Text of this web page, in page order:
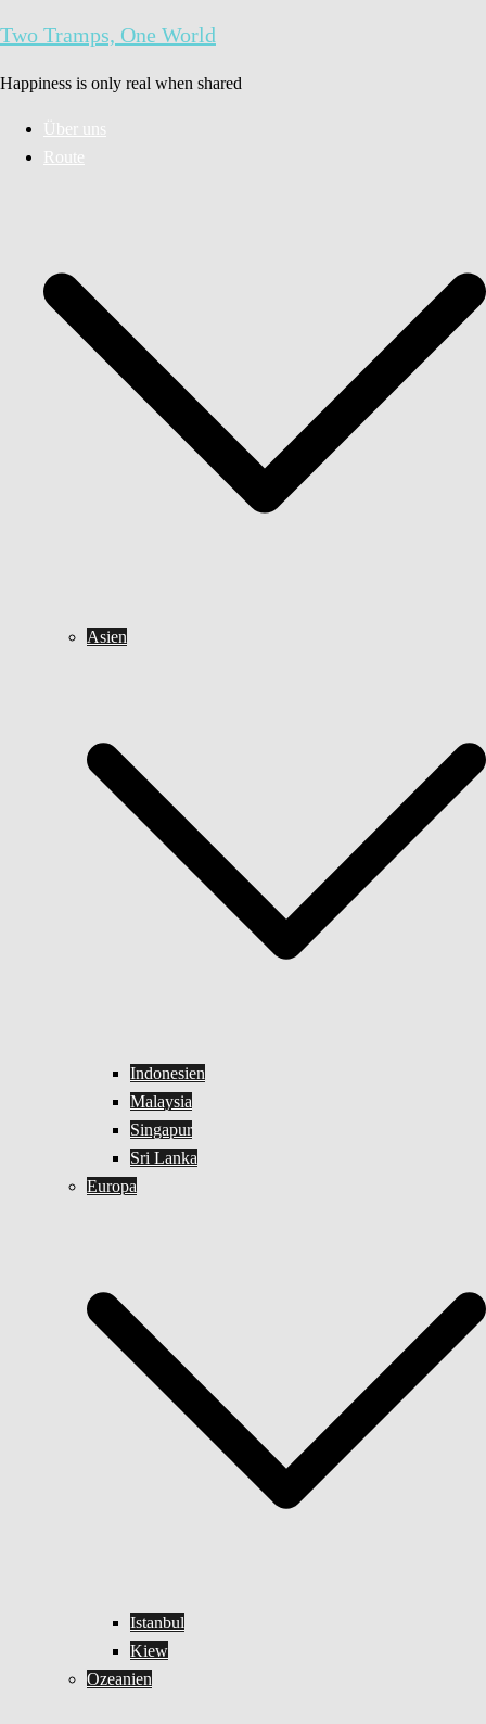
Inhalt
Two Tramps, One World
Happiness is only real when shared
Über uns
Route
Asien
Indonesien
Malaysia
Singapur
Sri Lanka
Europa
Istanbul
Kiew
Ozeanien